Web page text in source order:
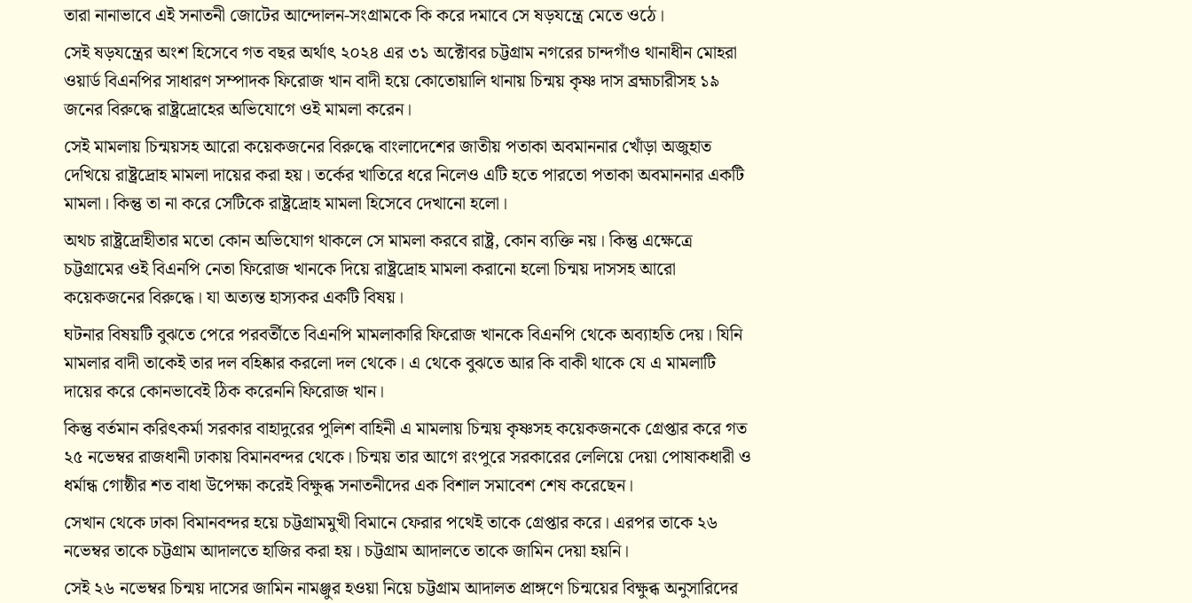
তারা নানাভাবে এই সনাতনী জোটের আন্দোলন-সংগ্রামকে কি করে দমাবে সে ষড়যন্ত্রে মেতে ওঠে।
সেই ষড়যন্ত্রের অংশ হিসেবে গত বছর অর্থাৎ ২০২৪ এর ৩১ অক্টোবর চট্টগ্রাম নগরের চান্দগাঁও থানাধীন মোহরা
ওয়ার্ড বিএনপির সাধারণ সম্পাদক ফিরোজ খান বাদী হয়ে কোতোয়ালি থানায় চিন্ময় কৃষ্ণ দাস ব্রহ্মচারীসহ ১৯
জনের বিরুদ্ধে রাষ্ট্রদ্রোহের অভিযোগে ওই মামলা করেন।
সেই মামলায় চিন্ময়সহ আরো কয়েকজনের বিরুদ্ধে বাংলাদেশের জাতীয় পতাকা অবমাননার খোঁড়া অজুহাত
দেখিয়ে রাষ্ট্রদ্রোহ মামলা দায়ের করা হয়। তর্কের খাতিরে ধরে নিলেও এটি হতে পারতো পতাকা অবমাননার একটি
মামলা। কিন্তু তা না করে সেটিকে রাষ্ট্রদ্রোহ মামলা হিসেবে দেখানো হলো।
অথচ রাষ্ট্রদ্রোহীতার মতো কোন অভিযোগ থাকলে সে মামলা করবে রাষ্ট্র, কোন ব্যক্তি নয়। কিন্তু এক্ষেত্রে
চট্টগ্রামের ওই বিএনপি নেতা ফিরোজ খানকে দিয়ে রাষ্ট্রদ্রোহ মামলা করানো হলো চিন্ময় দাসসহ আরো
কয়েকজনের বিরুদ্ধে। যা অত্যন্ত হাস্যকর একটি বিষয়।
ঘটনার বিষয়টি বুঝতে পেরে পরবর্তীতে বিএনপি মামলাকারি ফিরোজ খানকে বিএনপি থেকে অব্যাহতি দেয়। যিনি
মামলার বাদী তাকেই তার দল বহিষ্কার করলো দল থেকে। এ থেকে বুঝতে আর কি বাকী থাকে যে এ মামলাটি
দায়ের করে কোনভাবেই ঠিক করেননি ফিরোজ খান।
কিন্তু বর্তমান করিৎকর্মা সরকার বাহাদুরের পুলিশ বাহিনী এ মামলায় চিন্ময় কৃষ্ণসহ কয়েকজনকে গ্রেপ্তার করে গত
২৫ নভেম্বর রাজধানী ঢাকায় বিমানবন্দর থেকে। চিন্ময় তার আগে রংপুরে সরকারের লেলিয়ে দেয়া পোষাকধারী ও
ধর্মান্ধ গোষ্ঠীর শত বাধা উপেক্ষা করেই বিক্ষুব্ধ সনাতনীদের এক বিশাল সমাবেশ শেষ করেছেন।
সেখান থেকে ঢাকা বিমানবন্দর হয়ে চট্টগ্রামমুখী বিমানে ফেরার পথেই তাকে গ্রেপ্তার করে। এরপর তাকে ২৬
নভেম্বর তাকে চট্টগ্রাম আদালতে হাজির করা হয়। চট্টগ্রাম আদালতে তাকে জামিন দেয়া হয়নি।
সেই ২৬ নভেম্বর চিন্ময় দাসের জামিন নামঞ্জুর হওয়া নিয়ে চট্টগ্রাম আদালত প্রাঙ্গণে চিন্ময়ের বিক্ষুব্ধ অনুসারিদের